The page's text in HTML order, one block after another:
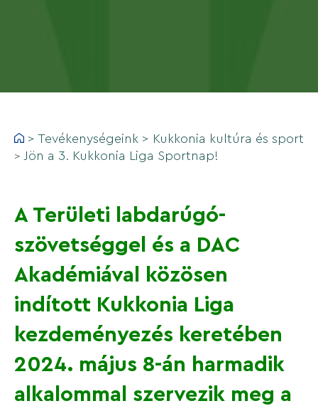
> Tevékenységeink > Kukkonia kultúra és sport
> Jön a 3. Kukkonia Liga Sportnap!
A Területi labdarúgó-
szövetséggel és a DAC
Akadémiával közösen
indított Kukkonia Liga
kezdeményezés keretében
2024. május 8-án harmadik
alkalommal szervezik meg a